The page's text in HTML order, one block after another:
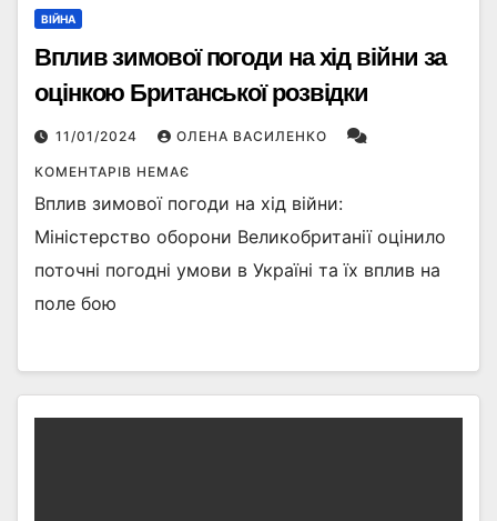
ВІЙНА
Вплив зимової погоди на хід війни за
оцінкою Британської розвідки
11/01/2024 ОЛЕНА ВАСИЛЕНКО
КОМЕНТАРІВ НЕМАЄ
Вплив зимової погоди на хід війни:
Міністерство оборони Великобританії оцінило
поточні погодні умови в Україні та їх вплив на
поле бою